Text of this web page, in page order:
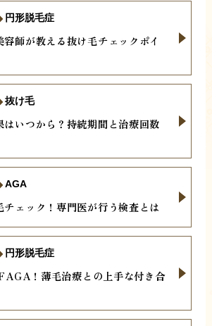
容師が教える抜け毛チェックポイ
円形脱毛症
はいつから？持続期間と治療回数
抜け毛
ェック！専門医が行う検査とは
AGA
！薄毛治療との上手な付き合
円形脱毛症